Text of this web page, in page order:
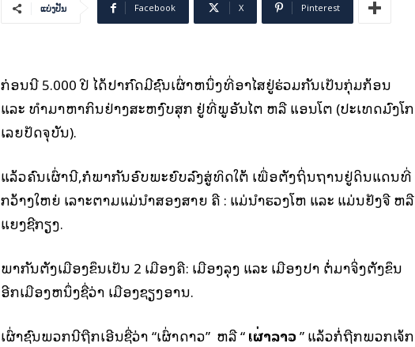
ແບ່ງປັນ Facebook X Pinterest
ກ່ອນນີ້ 5.000 ປີ ໄດ້ປາກົດມີຊົນເຜົ່າຫນຶ່ງທີ່ອາໄສຢູ່ຮ່ວມ​ກັນເປັນກຸ່ມກ້ອນ
ແລະ ທໍາມາຫາກິນຢ່າງສະຫງົບສຸກ ຢູ່ທີ່​ພູອັນໄຕ ຫລື ແອນໂຕ (ປະເທດມົງໂກ
ເລຍປັດຈຸບັນ).
ແລ້ວຄົນເຜົ່ານີ້,ກໍພາກັນອົບພະຍົບລົງສູ່ທິດໃຕ້ ເພື່ອຕັ້ງຖິ່ນຖານຢູ່ດິນແດນທີ່
ກວ້າງໃຫຍ່ ເລາະຕາມແມ່ນໍ້າສອງສາຍ ຄື : ແມ່ນ້ຳຮວງໂຫ ແລະ ແມ່ນຢັ້ງຈື ຫລື
ແຍງຊີກຽງ.
ພາກັນຕັ້ງເມືອງຂຶ້ນເປັນ 2 ເມືອງຄື: ເມືອງລຸງ ແລະ ເມືອງປາ ຕໍ່ມາຈິ່ງຕັ້ງຂຶ້ນ
ອີກເມືອງຫນຶ່ງຊື່ວ່າ ເມືອງຊຽງອານ.
ເຜົ່າຊົນພວກນີ້ຖືກເອີ້ນຊື່ວ່າ “ເຜົ່າດາວ” ຫລື “ເຜົ່າລາວ” ແລ້ວກໍ່ຖືກພວກເຈ້ກ